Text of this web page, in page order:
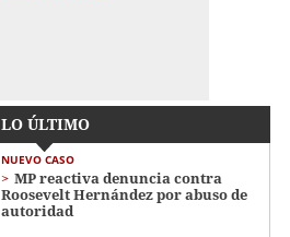
LO ÚLTIMO
NUEVO CASO
MP reactiva denuncia contra
Roosevelt Hernández por abuso de
autoridad